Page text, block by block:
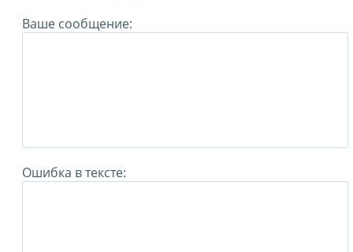
Ваше сообщение:
Ошибка в тексте: